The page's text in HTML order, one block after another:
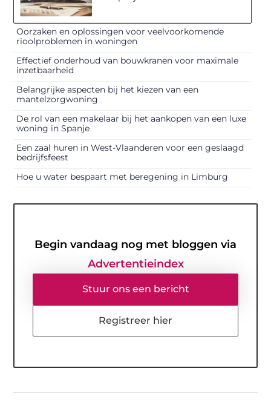
Oorzaken en oplossingen voor veelvoorkomende
rioolproblemen in woningen
Effectief onderhoud van bouwkranen voor maximale
inzetbaarheid
Belangrijke aspecten bij het kiezen van een
mantelzorgwoning
De rol van een makelaar bij het aankopen van een luxe
woning in Spanje
Een zaal huren in West-Vlaanderen voor een geslaagd
bedrijfsfeest
Hoe u water bespaart met beregening in Limburg
Begin vandaag nog met bloggen via
Advertentieindex
Stuur ons een bericht
Registreer hier